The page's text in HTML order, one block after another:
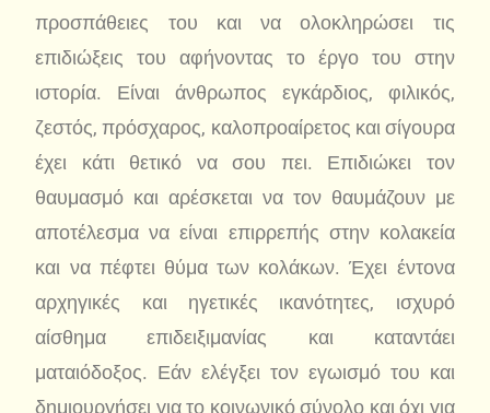
προσπάθειες του και να ολοκληρώσει τις
επιδιώξεις του αφήνοντας το έργο του στην
ιστορία. Είναι άνθρωπος εγκάρδιος, φιλικός,
ζεστός, πρόσχαρος, καλοπροαίρετος και σίγουρα
έχει κάτι θετικό να σου πει. Επιδιώκει τον
θαυμασμό και αρέσκεται να τον θαυμάζουν με
αποτέλεσμα να είναι επιρρεπής στην κολακεία
και να πέφτει θύμα των κολάκων. Έχει έντονα
αρχηγικές και ηγετικές ικανότητες, ισχυρό
αίσθημα επιδειξιμανίας και καταντάει
ματαιόδοξος. Εάν ελέγξει τον εγωισμό του και
δημιουργήσει για το κοινωνικό σύνολο και όχι για